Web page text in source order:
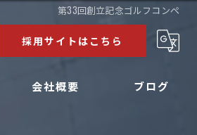
第33回創立記念ゴルフコンペ
採用サイトはこちら
会社概要 ブログ